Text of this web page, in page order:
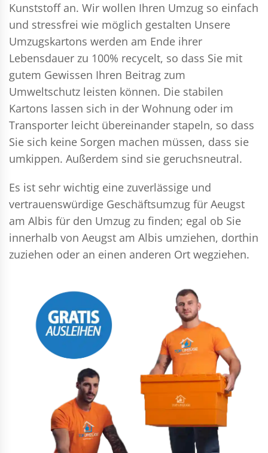
Kunststoff an. Wir wollen Ihren Umzug so einfach
und stressfrei wie möglich gestalten Unsere
Umzugskartons werden am Ende ihrer
Lebensdauer zu 100% recycelt, so dass Sie mit
gutem Gewissen Ihren Beitrag zum
Umweltschutz leisten können. Die stabilen
Kartons lassen sich in der Wohnung oder im
Transporter leicht übereinander stapeln, so dass
Sie sich keine Sorgen machen müssen, dass sie
umkippen. Außerdem sind sie geruchsneutral.
Es ist sehr wichtig eine zuverlässige und
vertrauenswürdige Geschäftsumzug für Aeugst
am Albis für den Umzug zu finden; egal ob Sie
innerhalb von Aeugst am Albis umziehen, dorthin
zuziehen oder an einen anderen Ort wegziehen.